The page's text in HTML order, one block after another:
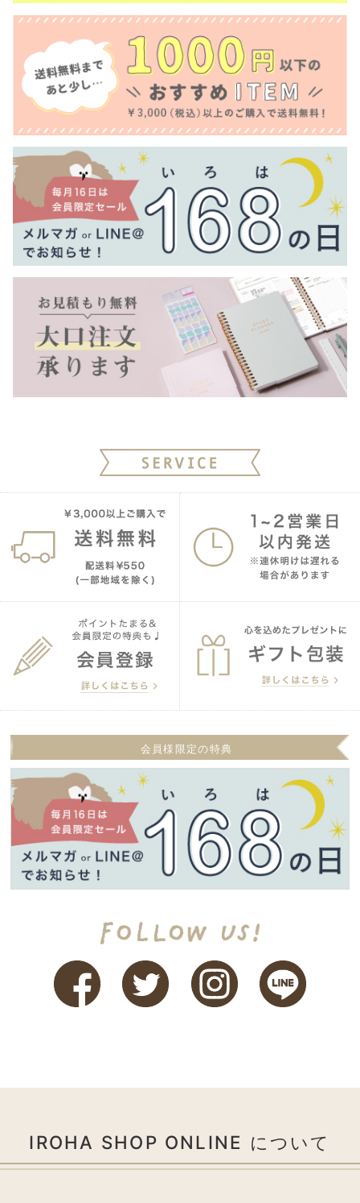
会員様限定の特典
IROHA SHOP ONLINE について